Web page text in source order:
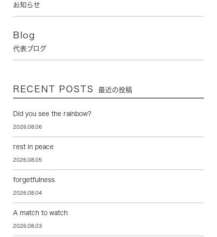
お知らせ
Blog
代表ブログ
RECENT POSTS 最近の投稿
Did you see the rainbow?
2026.08.06
rest in peace
2026.08.05
forgetfulness
2026.08.04
A match to watch
2026.08.03